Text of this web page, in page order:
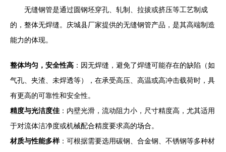
无缝钢管是通过圆钢坯穿孔、轧制、拉拔或挤压等工艺制成
的，整体无焊缝。庆城县厂家提供的无缝钢管产品，是其高端制造
能力的体现。
整体均匀，安全性高 ：因无焊缝，避免了焊缝可能存在的缺陷（如
气孔、夹渣、未焊透等），在承受高压、高温或高冲击载荷时，具
有更高的可靠性和安全性。
精度与光洁度佳 ：内壁光滑，流动阻力小，尺寸精度高，尤其适用
于对流体洁净度或机械配合精度要求高的场合。
材质与性能多样：可根据需要选用碳钢、合金钢、不锈钢等多种材